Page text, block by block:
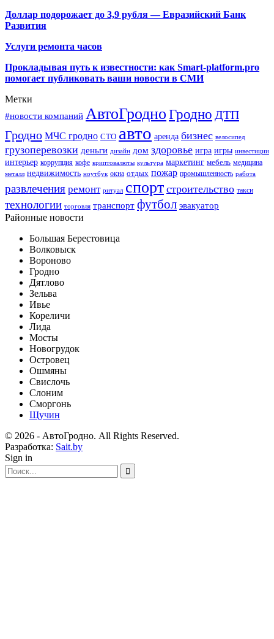
Доллар подорожает до 3,9 рубля — Евразийский Банк
Развития
Услуги ремонта часов
Прокладывая путь к известности: как Smart-platform.pro
помогает публиковать ваши новости в СМИ
Метки
#новости компаний АвтоГродноГродно ДТП
Гродно МЧС гродно СТО авто аренда бизнес велосипед
грузоперевозки деньги дизайн дом здоровье игра игры инвестиции
интерьер коррупция кофе криптовалюты культура маркетинг мебель медицина
металл недвижимость ноутбук окна отдых пожар промышленность работа
развлечения ремонт ритуал спорт строительство такси
технологии торговля транспорт футбол эвакуатор
Районные новости
Большая Берестовица
Волковыск
Вороново
Гродно
Дятлово
Зельва
Ивье
Кореличи
Лида
Мосты
Новогрудок
Островец
Ошмяны
Свислочь
Слоним
Сморгонь
Щучин
© 2026 - АвтоГродно. All Rights Reserved.
Разработка: Sait.by
Sign in